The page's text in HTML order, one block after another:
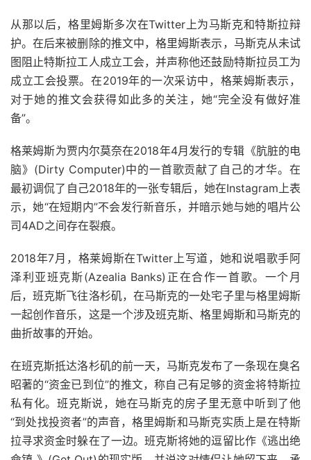
从那以后，格里姆斯多次在Twitter上为马斯克和特斯拉辩
护。在后来被删除的推文中，格里姆斯表示，马斯克从未试
图阻止特斯拉工人成立工会，并声称他还鼓励特斯拉员工为
成立工会投票。在2019年的一次采访中，格莱姆斯表示，
对于她的推文会获得如此多的关注，她“完全没有做好准
备”。
格莱姆斯为贾内尔莫奈在2018年4月发行的专辑《肮脏的电
脑》(Dirty Computer)中的一首歌贡献了自己的才华。在
最初调侃了自己2018年的一张专辑后，她在Instagram上表
示，她“在短期内”不会发行新音乐，并暗示她与她的唱片公
司4AD之间存在裂痕。
2018年7月，格莱姆斯在Twitter上写道，她和说唱歌手阿
泽利亚班克斯(Azealia Banks)正在合作一首歌。一个月
后，班克斯飞往洛杉矶，在马斯克的一处宅子里与格里姆斯
一起创作音乐，这是一个涉及班克斯、格里姆斯和马斯克的
曲折故事的开始。
在班克斯抵达洛杉矶的前一天，马斯克发布了一条现在臭名
昭著的“资金已到位”的推文，称自己有足够的资金将特斯拉
私有化。班克斯说，她在马斯克的房子里无意中听到了他
“到处找投资者”的声音，格里姆斯和马斯克实质上是在特斯
拉寻求资金时躲在了一边。班克斯将她的逗留比作《逃出绝